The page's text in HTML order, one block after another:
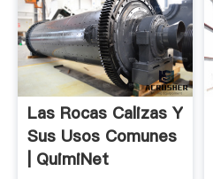
Las Rocas Calizas Y
Sus Usos Comunes
| QuimiNet